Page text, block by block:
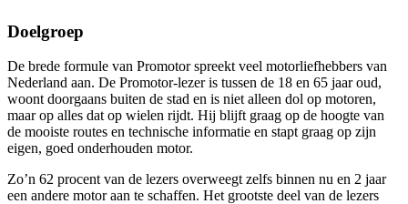
Doelgroep
De brede formule van Promotor spreekt veel motorliefhebbers van
Nederland aan. De Promotor-lezer is tussen de 18 en 65 jaar oud,
woont doorgaans buiten de stad en is niet alleen dol op motoren,
maar op alles dat op wielen rijdt. Hij blijft graag op de hoogte van
de mooiste routes en technische informatie en stapt graag op zijn
eigen, goed onderhouden motor.
Zo’n 62 procent van de lezers overweegt zelfs binnen nu en 2 jaar
een andere motor aan te schaffen. Het grootste deel van de lezers